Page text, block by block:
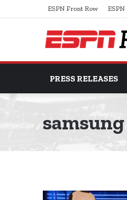
ESPN Front Row
PRESS RELEASES
samsung